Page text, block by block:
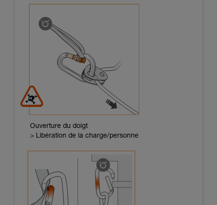
Ouverture du doigt
> Libération de la charge/personne